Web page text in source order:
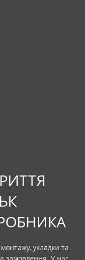
укладки та
замовлення. У нас